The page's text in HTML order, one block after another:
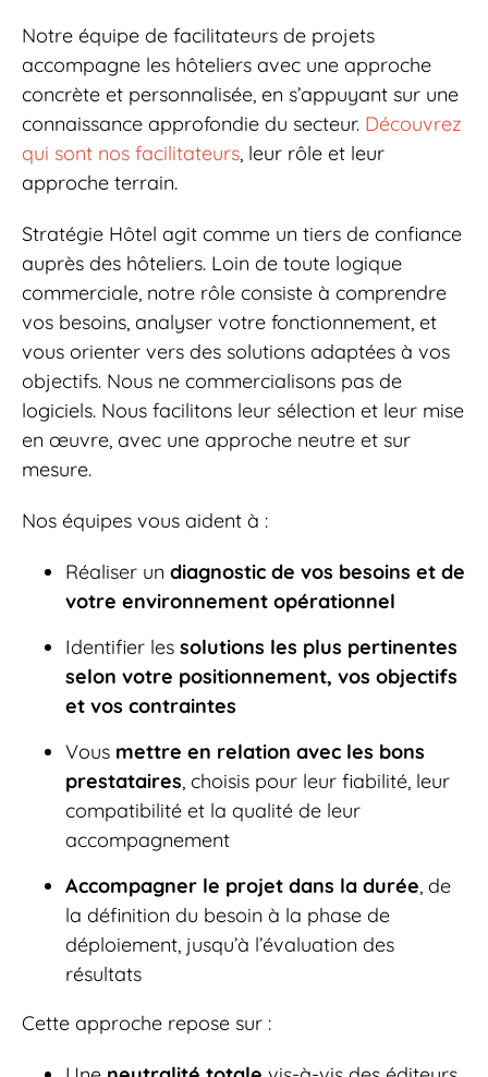
Notre équipe de facilitateurs de projets
accompagne les hôteliers avec une approche
concrète et personnalisée, en s’appuyant sur une
connaissance approfondie du secteur. Découvrez
qui sont nos facilitateurs, leur rôle et leur
approche terrain.
Stratégie Hôtel agit comme un tiers de confiance
auprès des hôteliers. Loin de toute logique
commerciale, notre rôle consiste à comprendre
vos besoins, analyser votre fonctionnement, et
vous orienter vers des solutions adaptées à vos
objectifs. Nous ne commercialisons pas de
logiciels. Nous facilitons leur sélection et leur mise
en œuvre, avec une approche neutre et sur
mesure.
Nos équipes vous aident à :
Réaliser un diagnostic de vos besoins et de
votre environnement opérationnel
Identifier les solutions les plus pertinentes
selon votre positionnement, vos objectifs
et vos contraintes
Vous mettre en relation avec les bons
prestataires, choisis pour leur fiabilité, leur
compatibilité et la qualité de leur
accompagnement
Accompagner le projet dans la durée, de
la définition du besoin à la phase de
déploiement, jusqu’à l’évaluation des
résultats
Cette approche repose sur :